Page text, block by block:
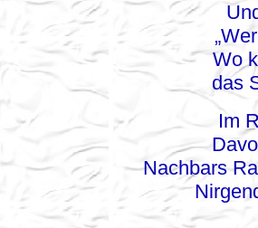
Wo
das
Im
Nachbars